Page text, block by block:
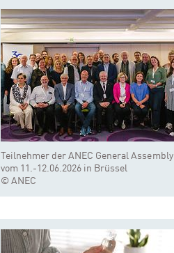
Teilnehmer der ANEC General Assembly
vom 11.-12.06.2026 in Brüssel
© ANEC